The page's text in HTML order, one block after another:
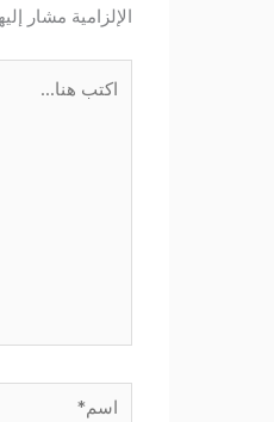
الإلزامية مشار إليها بـ*